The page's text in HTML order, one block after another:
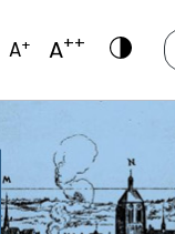
A+ A++